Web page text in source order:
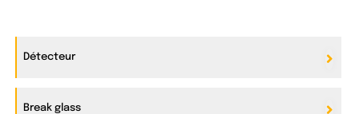
Détecteur
Break glass